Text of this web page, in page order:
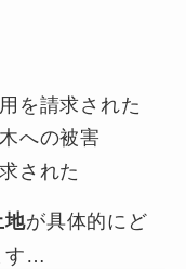
を請求された
への被害
された
地が具体的にど
す…